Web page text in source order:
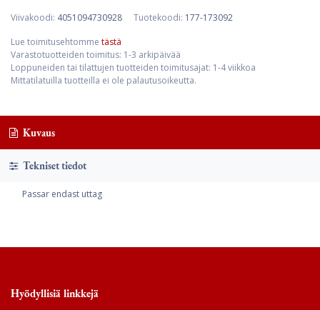
Viivakoodi: 4051094730928 Tuotekoodi: 177-173092
Lue toimitusehtomme tästä
Varastotuotteiden toimitus: 1-3 arkipäivää
Loppuneiden tai tilattujen tuotteiden toimitusajat: 1-4 viikkoa
Mittatilatuilla tuotteilla ei ole palautusoikeutta.
Kuvaus
Tekniset tiedot
Passar endast uttag
Hyödyllisiä linkkejä